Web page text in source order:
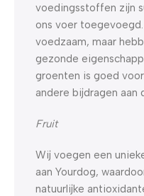
voedingsstoffen zijn
ons voer
voedzaam, maar
gezonde
groenten is goed
andere bijdragen aan
Fruit
Wij voegen een
aan Yourdog,
natuurlijke